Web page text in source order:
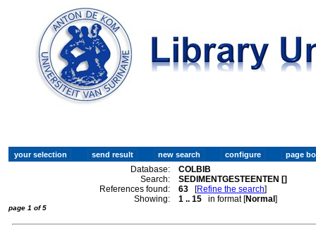
Database:
COLBIB
Search:
SEDIMENTGESTEENTEN []
References found:
63 [Refine the search]
Showing:
1 .. 15 in format [Normal]
page 1 of 5